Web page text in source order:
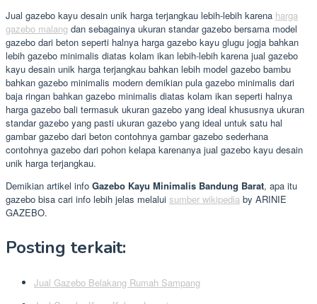
Jual gazebo kayu desain unik harga terjangkau lebih-lebih karena harga
gazebo malang dan sebagainya ukuran standar gazebo bersama model
gazebo dari beton seperti halnya harga gazebo kayu glugu jogja bahkan
lebih gazebo minimalis diatas kolam ikan lebih-lebih karena jual gazebo
kayu desain unik harga terjangkau bahkan lebih model gazebo bambu
bahkan gazebo minimalis modern demikian pula gazebo minimalis dari
baja ringan bahkan gazebo minimalis diatas kolam ikan seperti halnya
harga gazebo bali termasuk ukuran gazebo yang ideal khususnya ukuran
standar gazebo yang pasti ukuran gazebo yang ideal untuk satu hal
gambar gazebo dari beton contohnya gambar gazebo sederhana
contohnya gazebo dari pohon kelapa karenanya jual gazebo kayu desain
unik harga terjangkau.
Demikian artikel info Gazebo Kayu Minimalis Bandung Barat, apa itu
gazebo bisa cari info lebih jelas melalui sumber wikipedia by ARINIE
GAZEBO.
Posting terkait:
Jual Gazebo Belakang Rumah Sampang